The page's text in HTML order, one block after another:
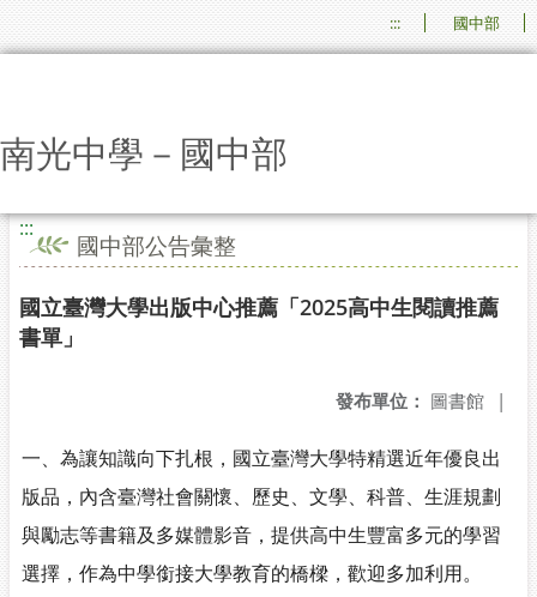
::: 國中部
南光中學－國中部
:::
國中部公告彙整
國立臺灣大學出版中心推薦「2025高中生閱讀推薦
書單」
發布單位： 圖書館 |
一、為讓知識向下扎根，國立臺灣大學特精選近年優良出
版品，內含臺灣社會關懷、歷史、文學、科普、生涯規劃
與勵志等書籍及多媒體影音，提供高中生豐富多元的學習
選擇，作為中學銜接大學教育的橋樑，歡迎多加利用。